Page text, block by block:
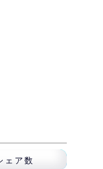
ェア数